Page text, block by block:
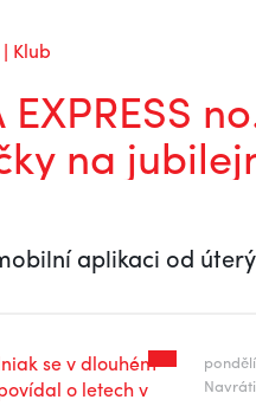
Klub
na
aplikaci od